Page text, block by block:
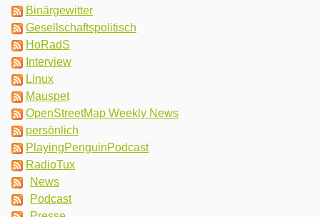
Binärgewitter
Gesellschaftspolitisch
HoRadS
Interview
Linux
Mauspet
OpenStreetMap Weekly News
persönlich
PlayingPenguinPodcast
RadioTux
News
Podcast